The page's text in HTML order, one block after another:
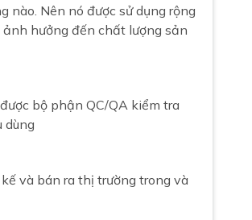
nào. Nên nó được sử dụng rộng
hưởng đến chất lượng sản
bộ phận QC/QA kiểm tra
dùng
và bán ra thị trường trong và